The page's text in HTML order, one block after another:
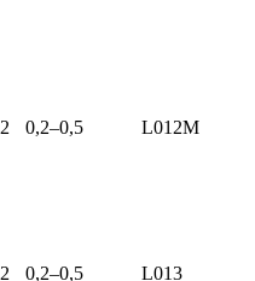
0,2–0,5 L012M
0,2–0,5 L013